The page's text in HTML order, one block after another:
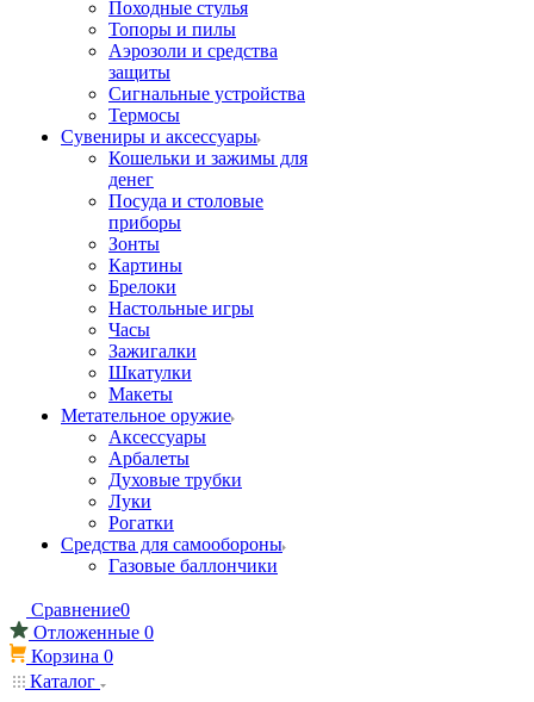
Походные стулья
Топоры и пилы
Аэрозоли и средства
защиты
Сигнальные устройства
Термосы
Сувениры и аксессуары
Кошельки и зажимы для
денег
Посуда и столовые
приборы
Зонты
Картины
Брелоки
Настольные игры
Часы
Зажигалки
Шкатулки
Макеты
Метательное оружие
Аксессуары
Арбалеты
Духовые трубки
Луки
Рогатки
Средства для самообороны
Газовые баллончики
Сравнение0
Отложенные 0
Корзина 0
Каталог